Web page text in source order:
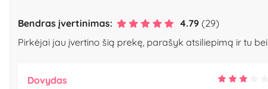
Bendras įvertinimas: 4.79 (29)
Pirkėjai jau įvertino šią prekę, parašyk atsiliepimą ir tu bei
Dovydas